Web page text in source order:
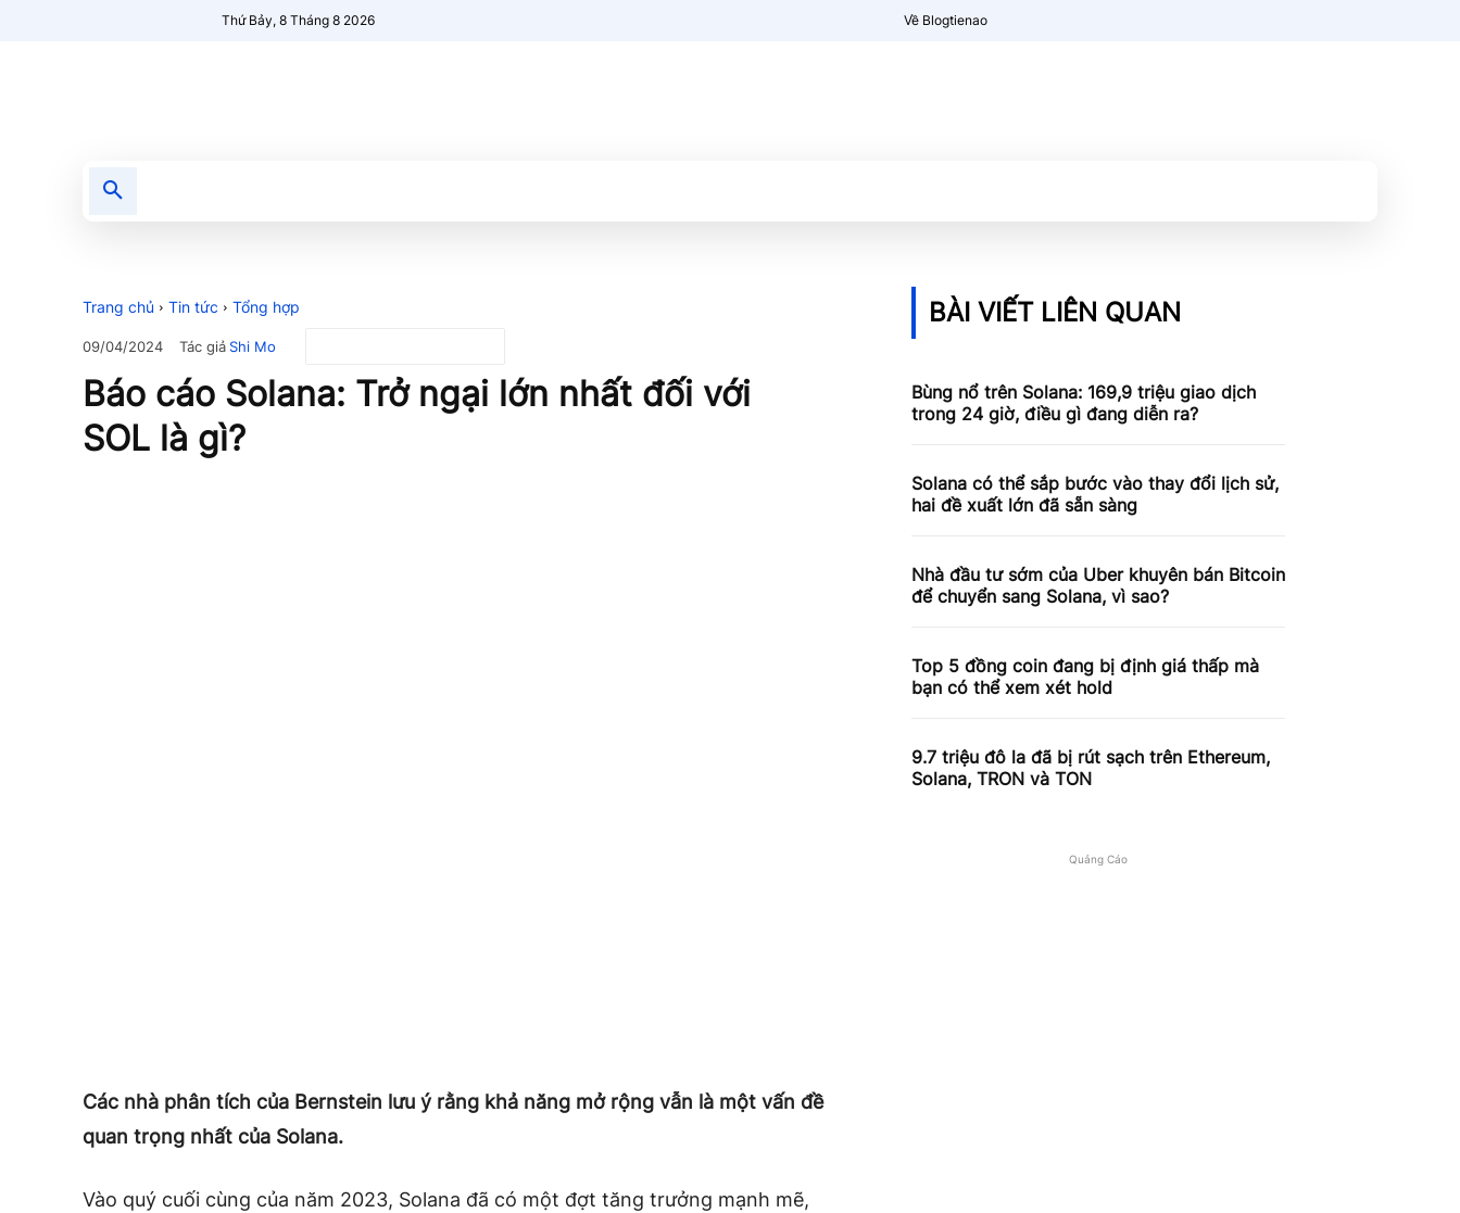
Thứ Bảy, 8 Tháng 8 2026 Về Blogtienao
Trang chủ Tin tức Tổng hợp
09/04/2024 Tác giảShi Mo
Báo cáo Solana: Trở ngại lớn nhất đối với
SOL là gì?
Các nhà phân tích của Bernstein lưu ý rằng khả năng mở rộng vẫn là một vấn đề
quan trọng nhất của Solana.
Vào quý cuối cùng của năm 2023, Solana đã có một đợt tăng trưởng mạnh mẽ,
BÀI VIẾT LIÊN QUAN
Bùng nổ trên Solana: 169,9 triệu giao dịch
trong 24 giờ, điều gì đang diễn ra?
Solana có thể sắp bước vào thay đổi lịch sử,
hai đề xuất lớn đã sẵn sàng
Nhà đầu tư sớm của Uber khuyên bán Bitcoin
để chuyển sang Solana, vì sao?
Top 5 đồng coin đang bị định giá thấp mà
bạn có thể xem xét hold
9.7 triệu đô la đã bị rút sạch trên Ethereum,
Solana, TRON và TON
Quảng Cáo